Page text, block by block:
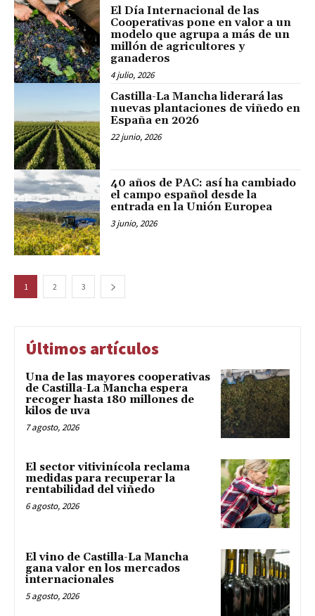
El Día Internacional de las
Cooperativas pone en valor a un
modelo que agrupa a más de un
millón de agricultores y
ganaderos
4 julio, 2026
Castilla-La Mancha liderará las
nuevas plantaciones de viñedo en
España en 2026
22 junio, 2026
40 años de PAC: así ha cambiado
el campo español desde la
entrada en la Unión Europea
3 junio, 2026
1 2 3
Últimos artículos
Una de las mayores cooperativas
de Castilla-La Mancha espera
recoger hasta 180 millones de
kilos de uva
7 agosto, 2026
El sector vitivinícola reclama
medidas para recuperar la
rentabilidad del viñedo
6 agosto, 2026
El vino de Castilla-La Mancha
gana valor en los mercados
internacionales
5 agosto, 2026